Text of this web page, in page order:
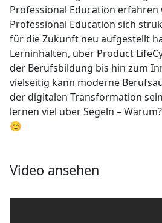
Professional Education erfahren
Professional Education sich
für die Zukunft neu aufgestellt
Lerninhalten, über Product
der Berufsbildung bis hin zum
vielseitig kann moderne
der digitalen Transformation
lernen viel über Segeln –
😊
Video ansehen